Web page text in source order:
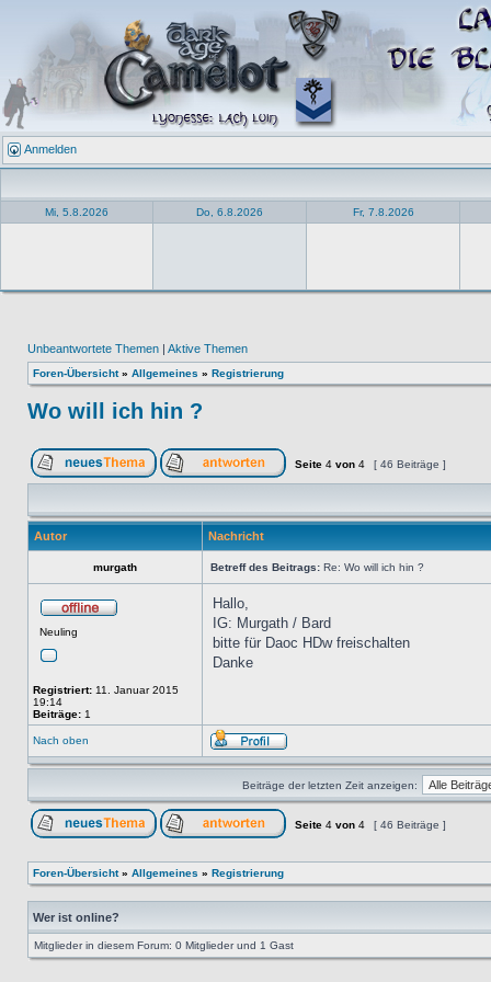
Anmelden
Mi, 5.8.2026 Do, 6.8.2026 Fr, 7.8.2026
Unbeantwortete Themen | Aktive Themen
Foren-Übersicht» Allgemeines » Registrierung
Wo will ich hin ?
Seite 4 von 4 [ 46 Beiträge ]
Autor Nachricht
murgath Betreff des Beitrags: Re: Wo will ich hin ?
Neuling
Registriert: 11. Januar 2015
19:14
Beiträge: 1
Hallo,
IG: Murgath / Bard
bitte für Daoc HDw freischalten
Danke
Nach oben
Beiträge der letzten Zeit anzeigen:
Seite 4 von 4 [ 46 Beiträge ]
Foren-Übersicht» Allgemeines » Registrierung
Wer ist online?
Mitglieder in diesem Forum: 0 Mitglieder und 1 Gast